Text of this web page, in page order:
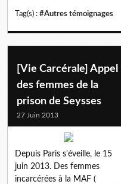
Tag(s) : #Autres témoignages
[Vie Carcérale] Appel
des femmes de la
prison de Seysses
27 Juin 2013
Depuis Paris s'éveille, le 15
juin 2013. Des femmes
incarcérées à la MAF (